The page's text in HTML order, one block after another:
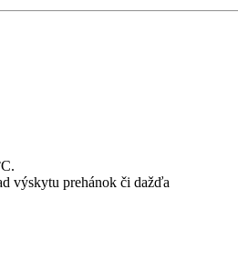
výskytu prehánok či dažďa